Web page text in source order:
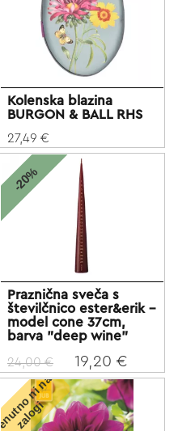
Kolenska blazina
BURGON & BALL RHS
27,49 €
-20%
Praznična sveča s
številčnico ester&erik -
model cone 37cm,
barva "deep wine"
24,00 € 19,20 €
T
r
e
n
u
t
n
o
n
i
n
a
z
a
l
o
g
i